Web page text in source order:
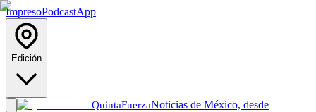
ImpresoPodcastApp
Edición
QuintaFuerzaNoticias de México, desde